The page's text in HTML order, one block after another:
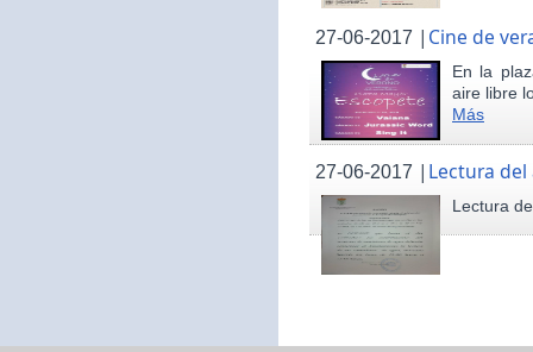
27-06-2017 | Cine de
En la
aire libre
Más
27-06-2017 | Lectura del
Lectura